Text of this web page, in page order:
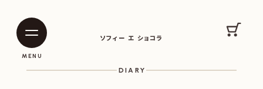
ソフィー エ ショコラ
MENU
カー
DIARY